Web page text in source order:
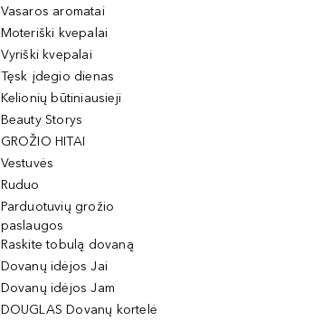
Vasaros aromatai
Moteriški kvepalai
Vyriški kvepalai
Tęsk įdegio dienas
Kelionių būtiniausieji
Beauty Storys
GROŽIO HITAI
Vestuvės
Ruduo
Parduotuvių grožio
paslaugos
Raskite tobulą dovaną
Dovanų idėjos Jai
Dovanų idėjos Jam
DOUGLAS Dovanų kortelė